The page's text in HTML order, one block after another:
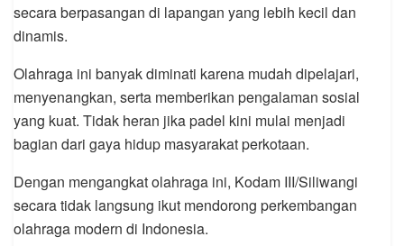
secara berpasangan di lapangan yang lebih kecil dan
dinamis.
Olahraga ini banyak diminati karena mudah dipelajari,
menyenangkan, serta memberikan pengalaman sosial
yang kuat. Tidak heran jika padel kini mulai menjadi
bagian dari gaya hidup masyarakat perkotaan.
Dengan mengangkat olahraga ini, Kodam III/Siliwangi
secara tidak langsung ikut mendorong perkembangan
olahraga modern di Indonesia.